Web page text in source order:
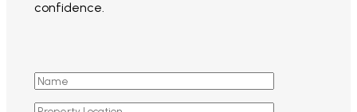
confidence.